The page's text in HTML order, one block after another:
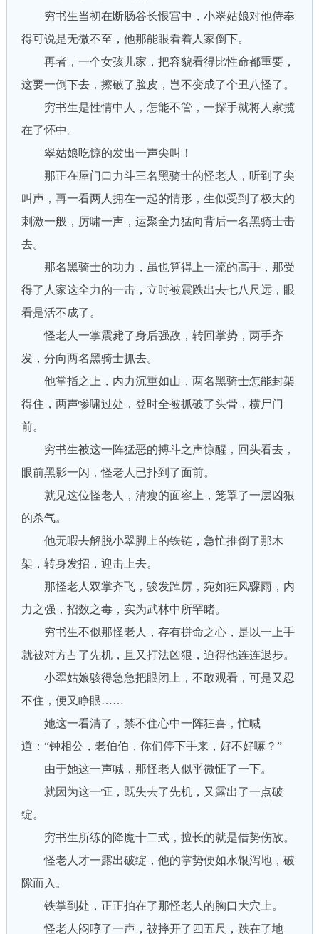
穷书生当初在断肠谷长恨宫中，小翠姑娘对他侍奉
得可说是无微不至，他那能眼看着人家倒下。
再者，一个女孩儿家，把容貌看得比性命都重要，
这要一倒下去，擦破了脸皮，岂不变成了个丑八怪了。
穷书生是性情中人，怎能不管，一探手就将人家揽
在了怀中。
翠姑娘吃惊的发出一声尖叫！
那正在屋门口力斗三名黑骑士的怪老人，听到了尖
叫声，再一看两人拥在一起的情形，生似受到了极大的
刺激一般，厉啸一声，运聚全力猛向背后一名黑骑士击
去。
那名黑骑士的功力，虽也算得上一流的高手，那受
得了人家这全力的一击，立时被震跌出去七八尺远，眼
看是活不成了。
怪老人一掌震毙了身后强敌，转回掌势，两手齐
发，分向两名黑骑士抓去。
他掌指之上，内力沉重如山，两名黑骑士怎能封架
得住，两声惨啸过处，登时全被抓破了头骨，横尸门
前。
穷书生被这一阵猛恶的搏斗之声惊醒，回头看去，
眼前黑影一闪，怪老人已扑到了面前。
就见这位怪老人，清瘦的面容上，笼罩了一层凶狠
的杀气。
他无暇去解脱小翠脚上的铁链，急忙推倒了那木
架，转身发招，迎击上去。
那怪老人双掌齐飞，骏发踔厉，宛如狂风骤雨，内
力之强，招数之毒，实为武林中所罕睹。
穷书生不似那怪老人，存有拼命之心，是以一上手
就被对方占了先机，且又打法凶狠，迫得他连连退步。
小翠姑娘骇得急急把眼闭上，不敢观看，可是又忍
不住，便又睁眼……
她这一看清了，禁不住心中一阵狂喜，忙喊
道：“钟相公，老伯伯，你们停下手来，好不好嘛？”
由于她这一声喊，那怪老人似乎微怔了一下。
就因为这一怔，既失去了先机，又露出了一点破
绽。
穷书生所练的降魔十二式，擅长的就是借势伤敌。
怪老人才一露出破绽，他的掌势便如水银泻地，破
隙而入。
铁掌到处，正正拍在了那怪老人的胸口大穴上。
怪老人闷哼了一声，被摔开了四五尺，跌在了地